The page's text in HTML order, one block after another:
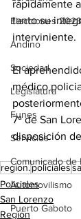
Elecciones 2023
Andino
Sociedad
Legislatura
Funes
Servicios
Comunicado de
Automovilismo
Puerto Gaboto
rápidamente
tanto su
interviniente.
El
médico
7ª de San
disposición
region.policiales
Policiales
San Lorenzo
Región